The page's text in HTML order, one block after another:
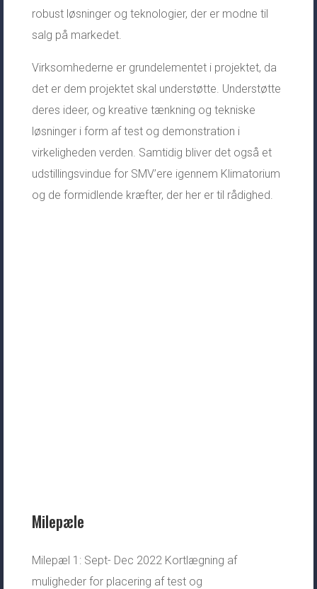
robust løsninger og teknologier, der er modne til
salg på markedet.
Virksomhederne er grundelementet i projektet, da
det er dem projektet skal understøtte. Understøtte
deres ideer, og kreative tænkning og tekniske
løsninger i form af test og demonstration i
virkeligheden verden. Samtidig bliver det også et
udstillingsvindue for SMV’ere igennem Klimatorium
og de formidlende kræfter, der her er til rådighed.
Milepæle
Milepæl 1: Sept- Dec 2022 Kortlægning af
muligheder for placering af test og